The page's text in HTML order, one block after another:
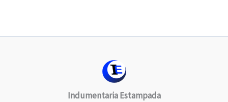
Indumentaria Estampada